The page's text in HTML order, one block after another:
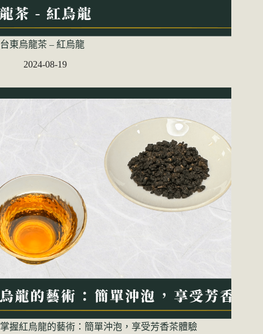
台東烏龍茶 – 紅烏龍
2024-08-19
掌握紅烏龍的藝術：簡單沖泡，享受芳香茶體驗